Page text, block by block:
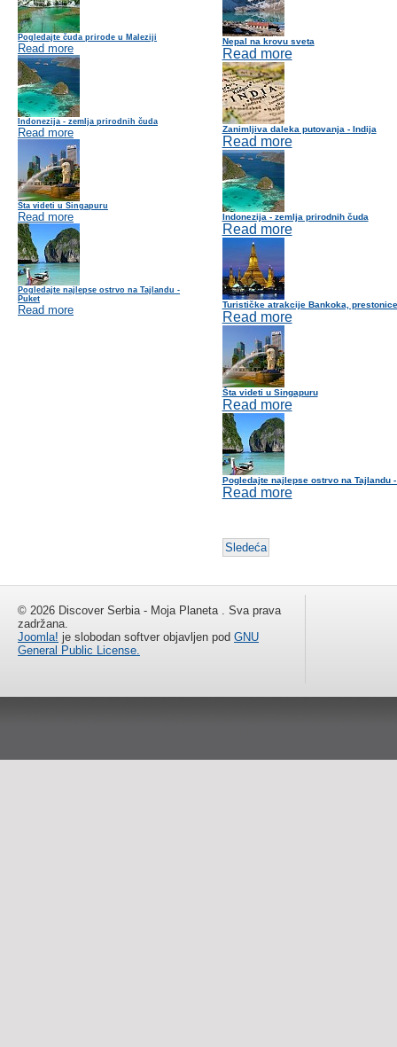
Pogledajte čuda prirode u Maleziji
Read more
Indonezija - zemlja prirodnih čuda
Read more
Šta videti u Singapuru
Read more
Pogledajte najlepse ostrvo na Tajlandu -
Puket
Read more
Nepal na krovu sveta
Read more
Zanimljiva daleka putovanja - Indija
Read more
Indonezija - zemlja prirodnih čuda
Read more
Turističke atrakcije Bankoka,
Read more
Šta videti u Singapuru
Read more
Pogledajte najlepse ostrvo na Tajlandu
Read more
Sledeća
© 2026 Discover Serbia - Moja Planeta . Sva prava
zadržana.
Joomla! je slobodan softver objavljen pod GNU
General Public License.